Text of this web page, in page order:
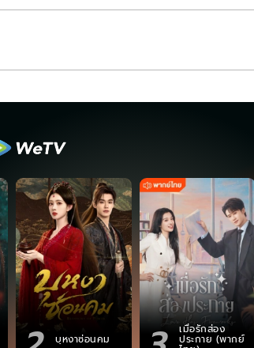
บุหงาซ่อนคม
เมื่อรักส่อง
ประกาย (พากย์